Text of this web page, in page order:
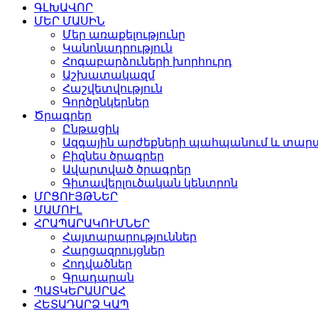
ԳԼԽԱՎՈՐ
ՄԵՐ ՄԱՍԻՆ
Մեր առաքելությունը
Կանոնադրություն
Հոգաբարձուների խորհուրդ
Աշխատակազմ
Հաշվետվություն
Գործընկերներ
Ծրագրեր
Ընթացիկ
Ազգային արժեքների պահպանում և
Բիզնես ծրագրեր
Ավարտված ծրագրեր
Գիտավերլուծական կենտրոն
ՄՐՑՈՒՅԹՆԵՐ
ՄԱՄՈՒԼ
ՀՐԱՊԱՐԱԿՈՒՄՆԵՐ
Հայտարարություններ
Հարցազրույցներ
Հոդվածներ
Գրադարան
ՊԱՏԿԵՐԱՍՐԱՀ
ՀԵՏԱԴԱՐՁ ԿԱՊ